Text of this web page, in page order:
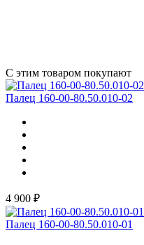
С этим товаром покупают
Палец 160-00-80.50.010-02
4 900 ₽
Палец 160-00-80.50.010-01